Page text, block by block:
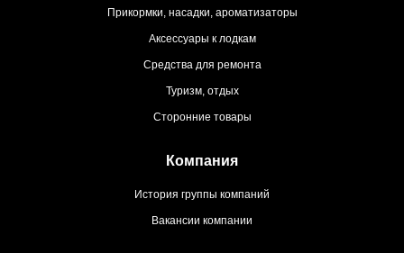
Прикормки, насадки, ароматизаторы
Аксессуары к лодкам
Средства для ремонта
Туризм, отдых
Сторонние товары
Компания
История группы компаний
Вакансии компании